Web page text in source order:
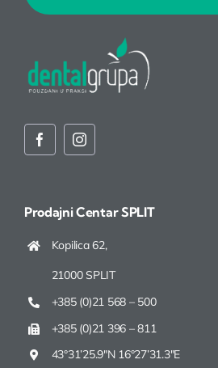
Prodajni CentarSPLIT
Kopilica 62,
21000 SPLIT
+385 (0)21 568 – 500
+385 (0)21 396 – 811
43°31’25.9″N 16°27’31.3″E